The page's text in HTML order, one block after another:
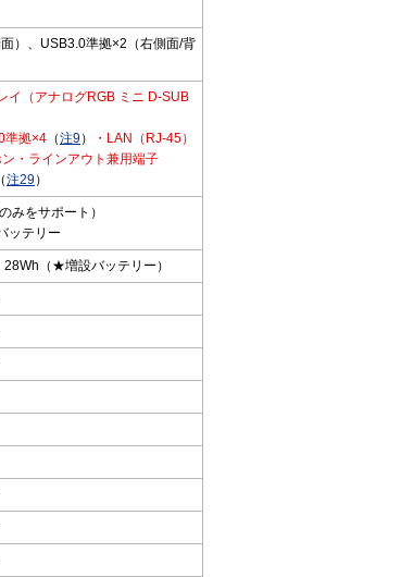
）、USB3.0準拠×2（右側面/背
イ（アナログRGB ミニ D-SUB
準拠×4 （注9）
・LAN（RJ-45）
・ラインアウト兼用端子
（注29）
みをサポート）
ッテリー
（★増設バッテリー）